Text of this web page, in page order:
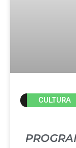
CULTURA